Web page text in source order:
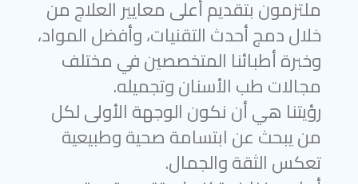
ملتزمون بتقديم أعلى معايير العلاج من
خلال دمج أحدث التقنيات، وأفضل المواد،
وخبرة أطبائنا المتخصصين في مختلف
مجالات طب الأسنان وتجميله.
رؤيتنا هي أن نكون الوجهة الأولى لكل
من يبحث عن ابتسامة صحية وطبيعية
تعكس الثقة والجمال.